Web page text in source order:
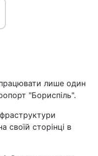
лише один
"Бориспіль".
своїй сторінці в